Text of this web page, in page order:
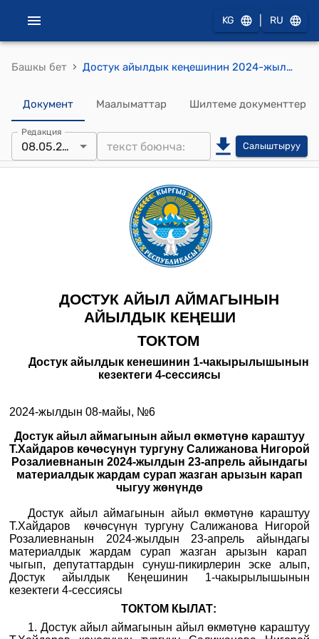
KG RU
Башкы бет › Достук айылдык кеңешинин 2024-жылдын 08-майы, №6 Достук айыл аймагынын айыл өкмөтүнө караштуу Т.Хайдаров көчөсүнүн тургуну Салижанова Нигорой Розалиевнанын 2024-жылдын 23-апрель айындагы материалдык жардам сурап жазган арызын карап чыгуу жөнүндө токтому
Документ Маалыматтар Шилтеме документтер
Редакция
08.05.2024 Салыштыруу